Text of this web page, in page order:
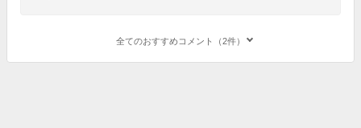
全てのおすすめコメント（2件）